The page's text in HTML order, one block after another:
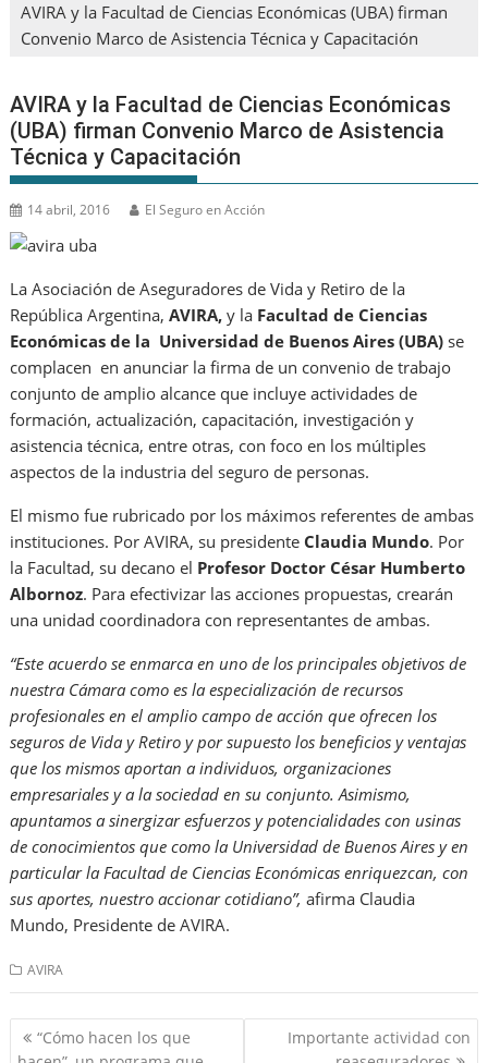
AVIRA y la Facultad de Ciencias Económicas (UBA) firman
Convenio Marco de Asistencia Técnica y Capacitación
AVIRA y la Facultad de Ciencias Económicas
(UBA) firman Convenio Marco de Asistencia
Técnica y Capacitación
14 abril, 2016 El Seguro en Acción
La Asociación de Aseguradores de Vida y Retiro de la
República Argentina,AVIRA,y la Facultad de Ciencias
Económicas de la Universidad de Buenos Aires (UBA) se
complacen en anunciar la firma de un convenio de trabajo
conjunto de amplio alcance que incluye actividades de
formación, actualización, capacitación, investigación y
asistencia técnica, entre otras, con foco en los múltiples
aspectos de la industria del seguro de personas.
El mismo fue rubricado por los máximos referentes de ambas
instituciones. Por AVIRA, su presidente Claudia Mundo. Por
la Facultad, su decano el Profesor Doctor César Humberto
Albornoz. Para efectivizar las acciones propuestas, crearán
una unidad coordinadora con representantes de ambas.
“Este acuerdo se enmarca en uno de los principales objetivos de
nuestra Cámara como es la especialización de recursos
profesionales en el amplio campo de acción que ofrecen los
seguros de Vida y Retiro y por supuesto los beneficios y ventajas
que los mismos aportan a individuos, organizaciones
empresariales y a la sociedad en su conjunto. Asimismo,
apuntamos a sinergizar esfuerzos y potencialidades con usinas
de conocimientos que como la Universidad de Buenos Aires y en
particular la Facultad de Ciencias Económicas enriquezcan, con
sus aportes, nuestro accionar cotidiano”,afirma Claudia
Mundo, Presidente de AVIRA.
AVIRA
Navegación
“Cómo hacen los que
Importante actividad con